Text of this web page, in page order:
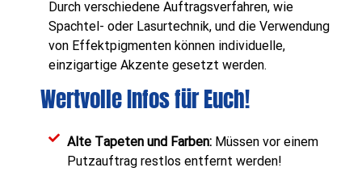
Durch verschiedene Auftragsverfahren, wie
Spachtel- oder Lasurtechnik, und die Verwendung
von Effektpigmenten können individuelle,
einzigartige Akzente gesetzt werden.
Wertvolle Infos für Euch!
Alte Tapeten und Farben: Müssen vor einem
Putzauftrag restlos entfernt werden!